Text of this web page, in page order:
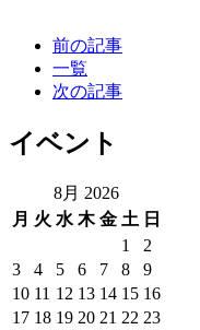
前の記事
一覧
次の記事
イベント
8月 2026
月 火 水 木 金 土 日
1
2
3
4 5 6 7 8
9
10 11 12 13 14 15 16
17 18 19 20 21 22 23